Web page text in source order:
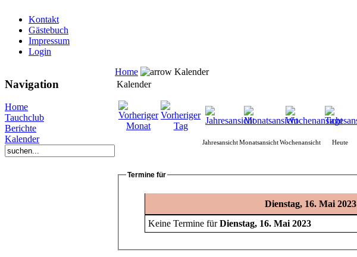
Kontakt
Gästebuch
Impressum
Login
Navigation
Home
Tauchclub
Berichte
Kalender
Home
Kalender
Kalender
JahresansichtMonatsansichtWochenansicht Heute
Termine für
Dienstag, 16. Mai 2023
Keine Termine fürDienstag, 16. Mai 2023